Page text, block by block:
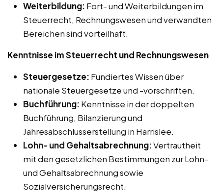
Weiterbildung: Fort- und Weiterbildungen im
Steuerrecht, Rechnungswesen und verwandten
Bereichen sind vorteilhaft.
Kenntnisse im Steuerrecht und Rechnungswesen
Steuergesetze: Fundiertes Wissen über
nationale Steuergesetze und -vorschriften.
Buchführung: Kenntnisse in der doppelten
Buchführung, Bilanzierung und
Jahresabschlusserstellung in Harrislee.
Lohn- und Gehaltsabrechnung:Vertrautheit
mit den gesetzlichen Bestimmungen zur Lohn-
und Gehaltsabrechnung sowie
Sozialversicherungsrecht.